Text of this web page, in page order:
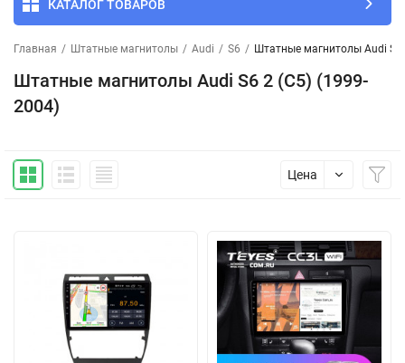
КАТАЛОГ ТОВАРОВ
Главная / Штатные магнитолы / Audi / S6 / Штатные магнитолы Audi S6
Штатные магнитолы Audi S6 2 (C5) (1999-
2004)
Цена